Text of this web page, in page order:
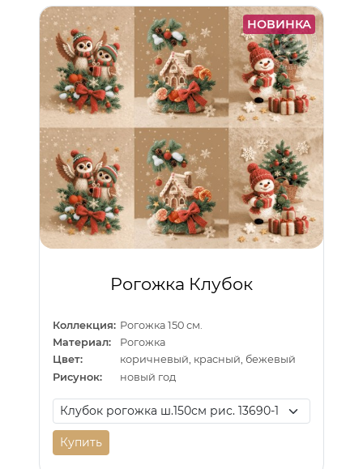
НОВИНКА
Рогожка Клубок
Коллекция: Рогожка 150 см.
Материал:
Рогожка
Цвет:
коричневый, красный, бежевый
Рисунок:
новый год
Купить